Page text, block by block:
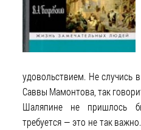
удовольствием. Не случись
Саввы Мамонтова, так
Шаляпине не пришлось
требуется — это не так